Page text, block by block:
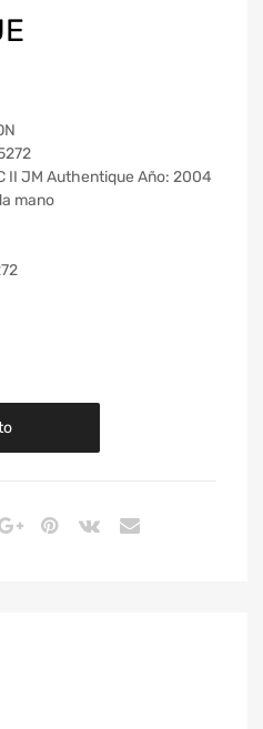
II JM Authentique Año: 2004
mano